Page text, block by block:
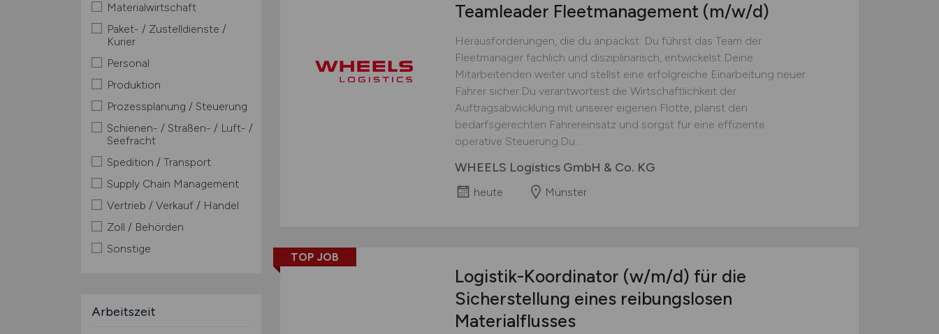
Materialwirtschaft
Paket- / Zustelldienste /
Kurier
Personal
Produktion
Prozessplanung / Steuerung
Schienen- / Straßen- / Luft- /
Seefracht
Spedition / Transport
Supply Chain Management
Vertrieb / Verkauf / Handel
Zoll / Behörden
Sonstige
Arbeitszeit
Teamleader Fleetmanagement (m/w/d)
Herausforderungen, die du anpackst: Du führst das Team der
Fleetmanager fachlich und disziplinarisch, entwickelst Deine
Mitarbeitenden weiter und stellst eine erfolgreiche Einarbeitung neuer
Fahrer sicher.Du verantwortest die Wirtschaftlichkeit der
Auftragsabwicklung mit unserer eigenen Flotte, planst den
bedarfsgerechten Fahrereinsatz und sorgst für eine effiziente
operative Steuerung.Du...
WHEELS Logistics GmbH & Co. KG
heute Münster
TOP JOB
Logistik-Koordinator (w/m/d) für die
Sicherstellung eines reibungslosen
Materialflusses